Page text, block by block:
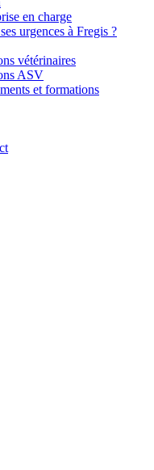
en charge
urgences à Fregis ?
vétérinaires
ASV
et formations